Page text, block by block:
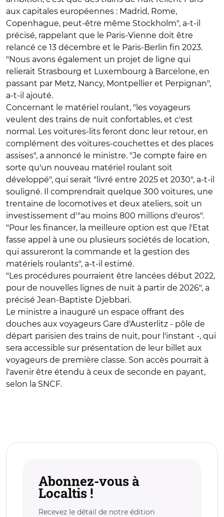
aux capitales européennes : Madrid, Rome,
Copenhague, peut-être même Stockholm", a-t-il
précisé, rappelant que le Paris-Vienne doit être
relancé ce 13 décembre et le Paris-Berlin fin 2023.
"Nous avons également un projet de ligne qui
relierait Strasbourg et Luxembourg à Barcelone, en
passant par Metz, Nancy, Montpellier et Perpignan",
a-t-il ajouté.
Concernant le matériel roulant, "les voyageurs
veulent des trains de nuit confortables, et c'est
normal. Les voitures-lits feront donc leur retour, en
complément des voitures-couchettes et des places
assises", a annoncé le ministre. "Je compte faire en
sorte qu'un nouveau matériel roulant soit
développé", qui serait "livré entre 2025 et 2030", a-t-il
souligné. Il comprendrait quelque 300 voitures, une
trentaine de locomotives et deux ateliers, soit un
investissement d'"au moins 800 millions d'euros".
"Pour les financer, la meilleure option est que l'Etat
fasse appel à une ou plusieurs sociétés de location,
qui assureront la commande et la gestion des
matériels roulants", a-t-il estimé.
"Les procédures pourraient être lancées début 2022,
pour de nouvelles lignes de nuit à partir de 2026", a
précisé Jean-Baptiste Djebbari.
Le ministre a inauguré un espace offrant des
douches aux voyageurs Gare d'Austerlitz - pôle de
départ parisien des trains de nuit, pour l'instant -, qui
sera accessible sur présentation de leur billet aux
voyageurs de première classe. Son accès pourrait à
l'avenir être étendu à ceux de seconde en payant,
selon la SNCF.
Abonnez-vous à
Localtis !
Recevez le détail de notre édition